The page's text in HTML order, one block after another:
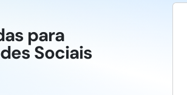
para
Sociais